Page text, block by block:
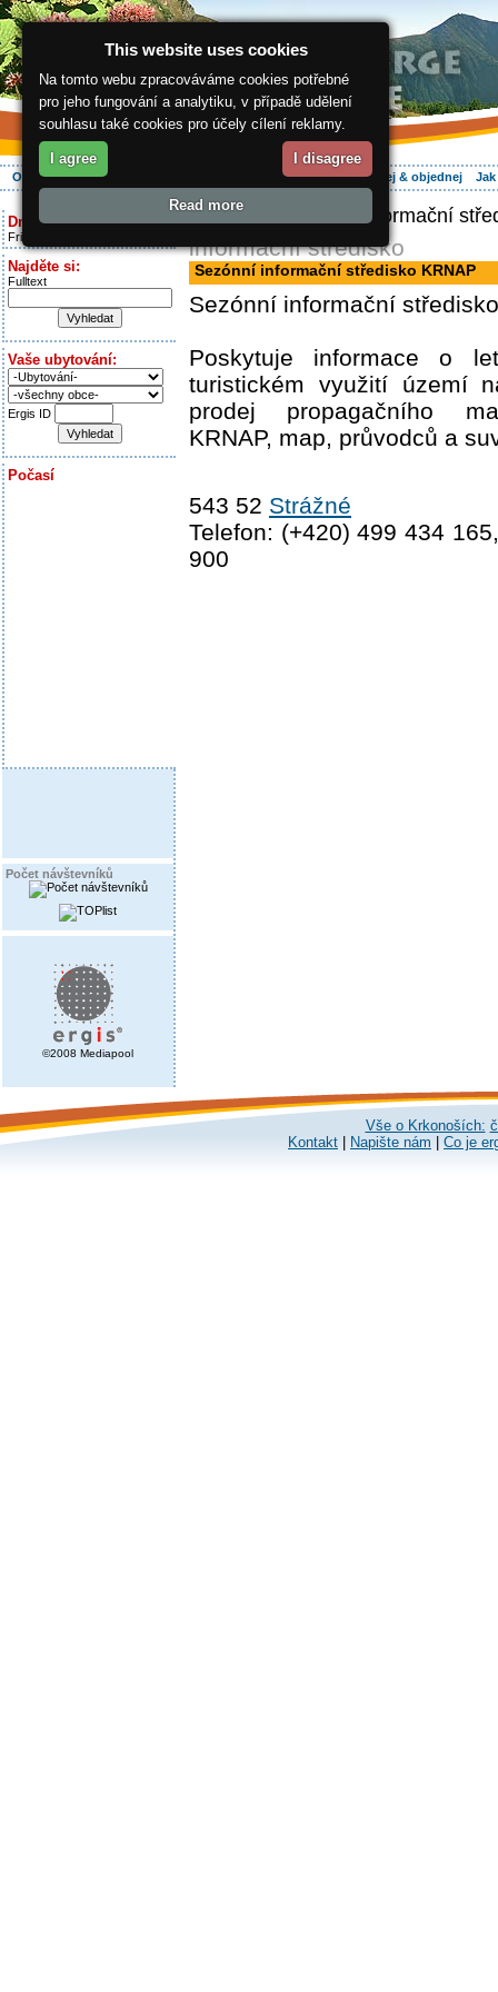
O regionu Aktivně Ubytování Hledej & objednej
Dnes je:
Friday 7.08.2026
Najděte si:
Fulltext
Vaše ubytování:
Ergis ID
Počasí
Počet návštevníků
©2008 Mediapool
ergis.cz > Sezónní informační
informační středisko
Sezónní informační středisko KRNAP
Sezónní informační středisko
Poskytuje informace o
turistickém využití území
prodej propagačního
KRNAP, map, průvodců a
543 52 Strážné
Telefon: (+420) 499 434
900
Vše o Krkonoších:
Kontakt
Napište nám Co je
This website uses cookies
Na tomto webu zpracováváme cookies potřebné
pro jeho fungování a analytiku, v případě udělení
souhlasu také cookies pro účely cílení reklamy.
I agree I disagree
Read more